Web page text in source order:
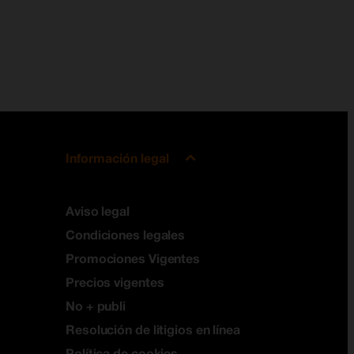
Información legal
Aviso legal
Condiciones legales
Promociones Vigentes
Precios vigentes
No + publi
Resolución de litigios en línea